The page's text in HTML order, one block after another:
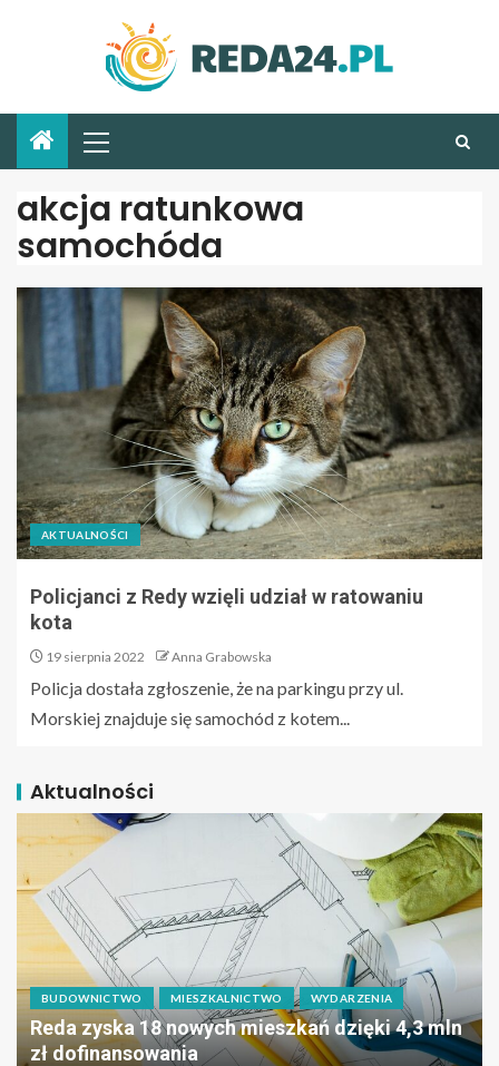
akcja ratunkowa
samochóda
AKTUALNOŚCI
Policjanci z Redy wzięli udział w ratowaniu
kota
19 sierpnia 2022 Anna Grabowska
Policja dostała zgłoszenie, że na parkingu przy ul.
Morskiej znajduje się samochód z kotem...
Aktualności
BUDOWNICTWO MIESZKALNICTWO WYDARZENIA
Reda zyska 18 nowych mieszkań dzięki 4,3 mln
zł dofinansowania